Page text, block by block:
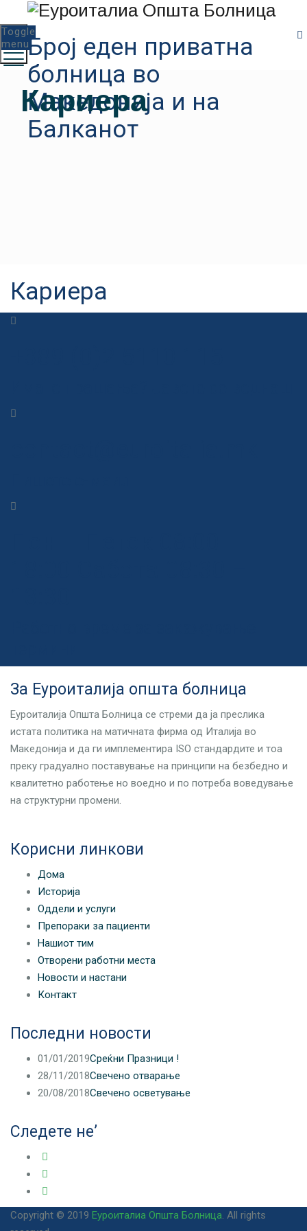
Број еден приватна
болница во
Македонија и на
Балканот
Toggle
menu
Кариера
Кариера
За Еуроиталија општа болница
Еуроиталија Општа Болница се стреми да ја преслика
истата политика на матичната фирма од Италија во
Македонија и да ги имплементира ISO стандардите и тоа
преку градуално поставување на принципи на безбедно и
квалитетно работење но воедно и по потреба воведување
на структурни промени.
Корисни линкови
Дома
Историја
Оддели и услуги
Препораки за пациенти
Нашиот тим
Отворени работни места
Новости и настани
Контакт
Последни новости
01/01/2019Среќни Празници !
28/11/2018Свечено отварање
20/08/2018Свечено осветување
Следете не’
Copyright © 2019 Еуроиталиа Општа Болница. All rights